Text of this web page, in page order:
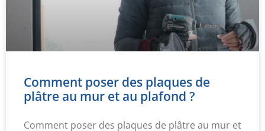
Comment poser des plaques de
plâtre au mur et au plafond ?
Comment poser des plaques de plâtre au mur et